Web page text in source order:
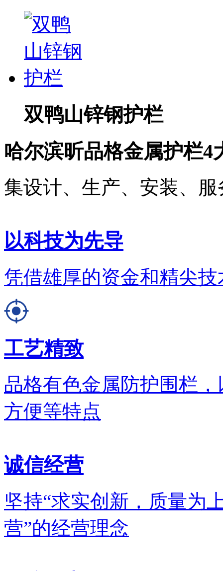
双鸭山锌钢护栏
哈尔滨昕品格金属护栏4
集设计、生产、安装、
以科技为先导
凭借雄厚的资金和精尖
工艺精致
品格有色金属防护围栏
方便等特点
诚信经营
坚持“求实创新，质量为
营”的经营理念